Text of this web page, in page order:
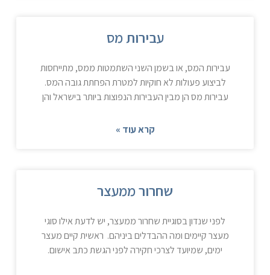
עבירות מס
עבירות המס, או בשמן השני השתמטות ממס, מתייחסות
לביצוע פעולות לא חוקיות למטרת הפחתת גובה המס.
עבירות מס הן מבין העבירות הנפוצות ביותר בישראל והן
קרא עוד »
שחרור ממעצר
לפני שנדון בסוגיית שחרור ממעצר, יש לדעת אילו סוגי
מעצר קיימים ומה ההבדלים ביניהם. ראשית קיים מעצר
ימים, שמיועד לצרכי חקירה לפני הגשת כתב אישום.